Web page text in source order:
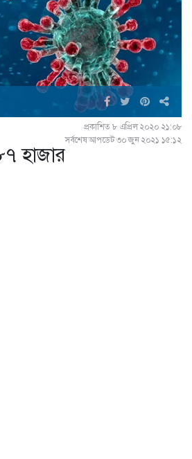
প্রকাশিত ৮ এপ্রিল ২০২০ ২১:০৮
সর্বশেষ আপডেট ৩০ জুন ২০২১ ১৫:১২
হাজার